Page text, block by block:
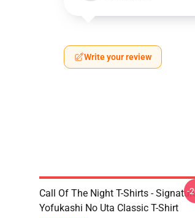
Write your review
Call Of The Night T-Shirts -
Yofukashi No Uta Classic T-Shirt
-